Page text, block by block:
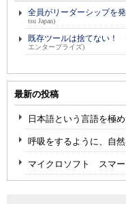
全員がリーダーシップを
tsu Japan)
既存ツールは捨てない！
エンタープライズ)
最新の投稿
日本語という言語を極
呼吸をするように、自
マイクロソフト スマ